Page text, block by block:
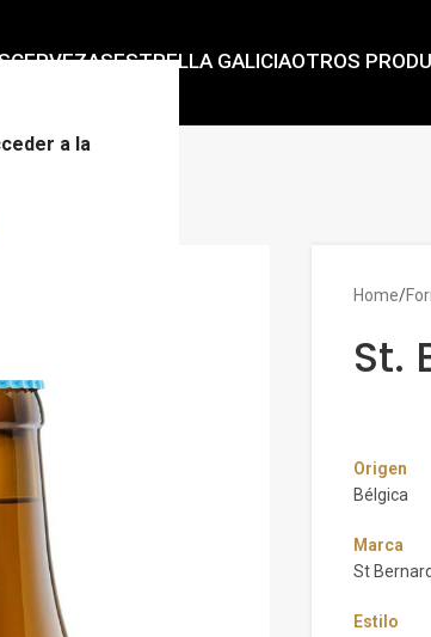
a la
CERVEZASESTRELLA GALICIAOTROS
Home/
St.
Origen
Bélgica
Marca
St
Estilo